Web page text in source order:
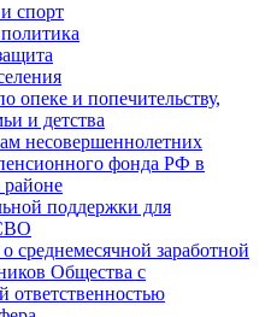
спорт
опеке и попечительству,
и детства
несовершеннолетних
фонда РФ в
поддержки для
среднемесячной заработной
Общества с
ответственностью